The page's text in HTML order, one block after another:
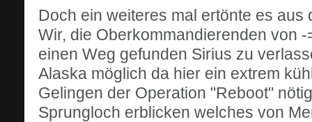
Doch ein weiteres mal ertönte es aus
Wir, die Oberkommandierenden von
einen Weg gefunden Sirius zu
Alaska möglich da hier ein extrem
Gelingen der Operation "Reboot"
Sprungloch erblicken welches von